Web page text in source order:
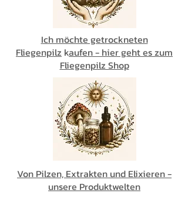
Ich möchte getrockneten
Fliegenpilz kaufen - hier geht es zum
Fliegenpilz Shop
Von Pilzen, Extrakten und Elixieren -
unsere Produktwelten